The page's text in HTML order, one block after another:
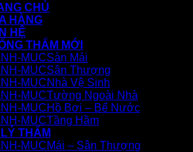
CHỦ
HÀNG
HỆ
THẤM MỚI
Sàn Mái
Sân Thượng
Nhà Vệ Sinh
Tường Ngoài Nhà
Hồ Bơi – Bể Nước
Tầng Hầm
THẤM
Mái – Sân Thượng